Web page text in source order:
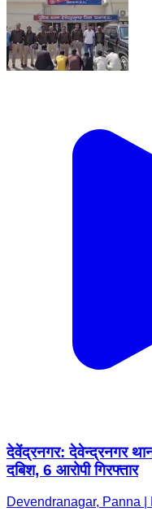
देवेंद्रनगर: देवेन्द्रनगर
दबिश, 6 आरोपी गिरफ्तार
Devendranagar, Panna |